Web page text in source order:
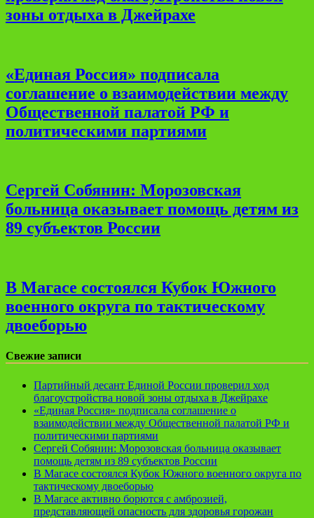
зоны отдыха в Джейрахе
«Единая Россия» подписала
соглашение о взаимодействии между
Общественной палатой РФ и
политическими партиями
Сергей Собянин: Морозовская
больница оказывает помощь детям из
89 субъектов России
В Магасе состоялся Кубок Южного
военного округа по тактическому
двоеборью
Свежие записи
Партийный десант Единой России проверил ход
благоустройства новой зоны отдыха в Джейрахе
«Единая Россия» подписала соглашение о
взаимодействии между Общественной палатой РФ и
политическими партиями
Сергей Собянин: Морозовская больница оказывает
помощь детям из 89 субъектов России
В Магасе состоялся Кубок Южного военного округа по
тактическому двоеборью
В Магасе активно борются с амброзией,
представляющей опасность для здоровья горожан